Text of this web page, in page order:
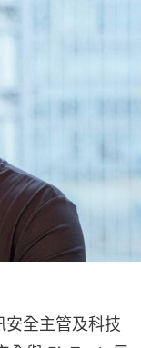
全主管及科技